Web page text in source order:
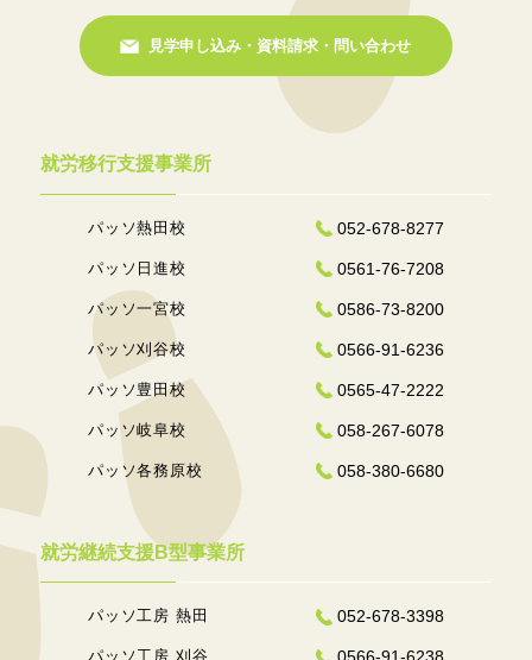
見学申し込み・資料請求・問い合わせ
就労移行支援事業所
パッソ熱田校 052-678-8277
パッソ日進校 0561-76-7208
パッソ一宮校 0586-73-8200
パッソ刈谷校 0566-91-6236
パッソ豊田校 0565-47-2222
パッソ岐阜校 058-267-6078
パッソ各務原校 058-380-6680
就労継続支援B型事業所
パッソ工房 熱田 052-678-3398
パッソ工房 刈谷